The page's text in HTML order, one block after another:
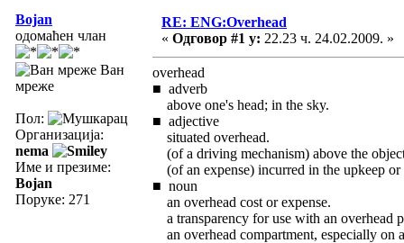
Bojan
одомаћен члан
Ван
мреже
Пол:
Организација:
nema
Име и презиме:
Bojan
Поруке: 271
RE: ENG:Overhead
« Одговор #1 у: 22.23 ч. 24.02.2009. »
overhead
■ adverb
above one's head; in the sky.
■ adjective
situated overhead.
(of a driving mechanism) above the
(of an expense) incurred in the upkeep or
■ noun
an overhead cost or expense.
a transparency for use with an overhead
an overhead compartment, especially on